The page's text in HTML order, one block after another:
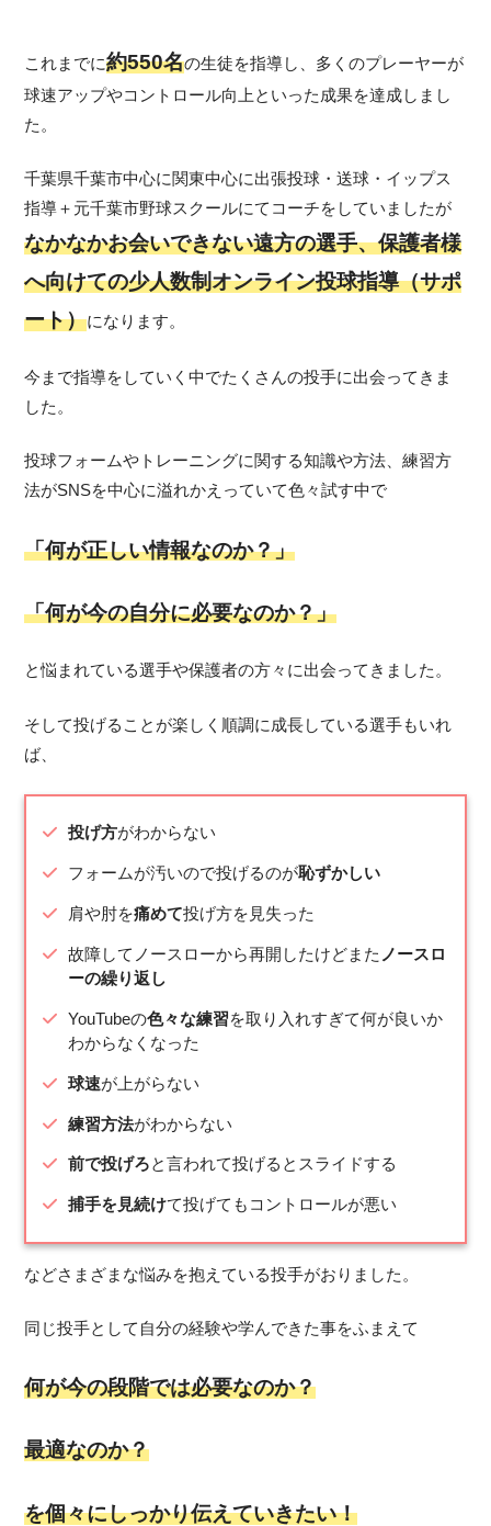
これまでに約550名の生徒を指導し、多くのプレーヤーが
球速アップやコントロール向上といった成果を達成しまし
た。
千葉県千葉市中心に関東中心に出張投球・送球・イップス
指導＋元千葉市野球スクールにてコーチをしていましたが
なかなかお会いできない遠方の選手、保護者様
へ向けての少人数制オンライン投球指導（サポ
ート）になります。
今まで指導をしていく中でたくさんの投手に出会ってきま
した。
投球フォームやトレーニングに関する知識や方法、練習方
法がSNSを中心に溢れかえっていて色々試す中で
「何が正しい情報なのか？」
「何が今の自分に必要なのか？」
と悩まれている選手や保護者の方々に出会ってきました。
そして投げることが楽しく順調に成長している選手もいれ
ば、
投げ方がわからない
フォームが汚いので投げるのが恥ずかしい
肩や肘を痛めて投げ方を見失った
故障してノースローから再開したけどまた ノースロ
ーの繰り返し
YouTubeの色々な練習を取り入れすぎて何が良いか
わからなくなった
球速が上がらない
練習方法がわからない
前で投げろと言われて投げるとスライドする
捕手を見続けて投げてもコントロールが悪い
などさまざまな悩みを抱えている投手がおりました。
同じ投手として自分の経験や学んできた事をふまえて
何が今の段階では必要なのか？
最適なのか？
を個々にしっかり伝えていきたい！